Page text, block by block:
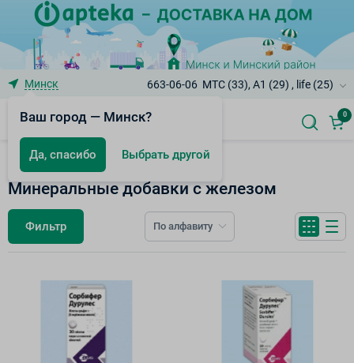
Минск
Ваш город — Минск?
Да, спасибо Выбрать другой
663-06-06 МТС (33), A1 (29) , life (25)
0
Минеральные добавки
Минеральные добавки с железом
Фильтр По алфавиту